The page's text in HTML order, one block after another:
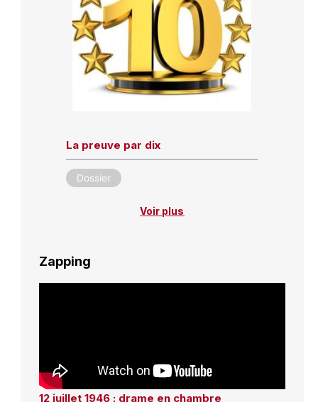
La preuve par dix
Dossier
Voir plus
Zapping
12 juillet 1946 : drame en chambre